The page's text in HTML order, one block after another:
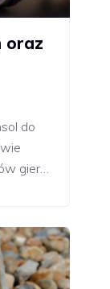
oraz
do
gier…